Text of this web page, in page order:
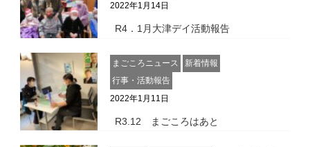
2022年1月14日
R4．1月大津デイ活動報告
まごころニュース
新着情報
行事・活動報告
2022年1月11日
R3.12 まごころはあと